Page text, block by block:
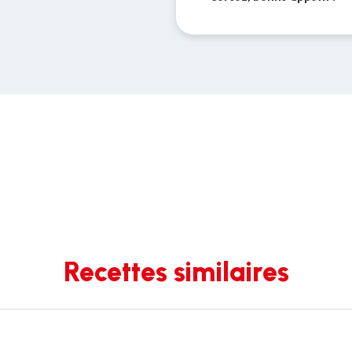
Recettes similaires